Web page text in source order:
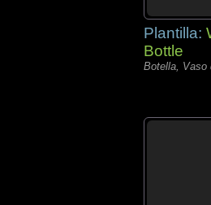
Plantilla:
Bottle
Botella, Vaso